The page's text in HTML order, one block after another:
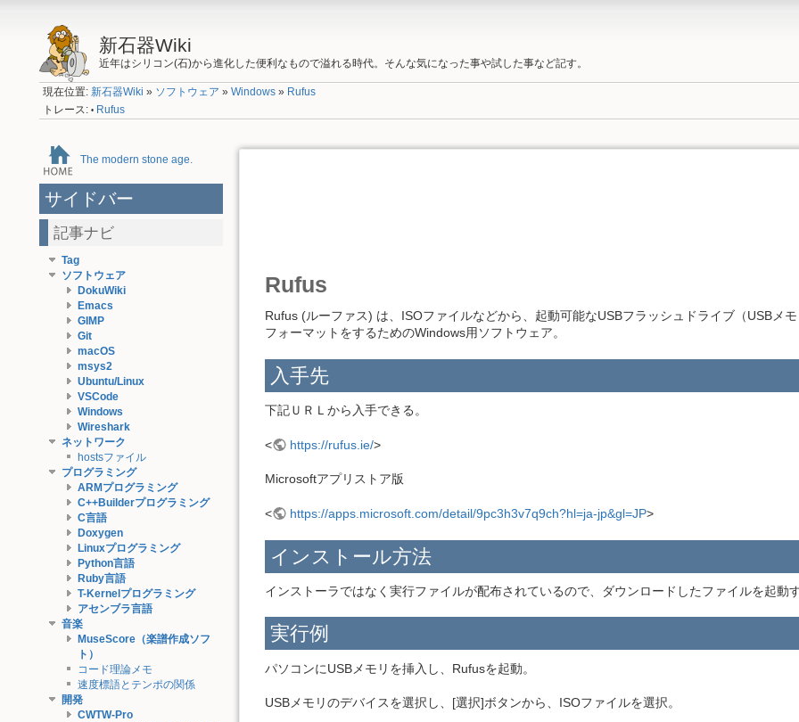
新石器Wiki
近年はシリコン(石)から進化した便利なもので溢れる時代。そんな気になった事や試した事など記す。
現在位置:新石器Wiki » ソフトウェア »Windows » Rufus
トレース: • Rufus
The modern stone age.
サイドバー
記事ナビ
Tag
ソフトウェア
DokuWiki
Emacs
GIMP
Git
macOS
msys2
Ubuntu/Linux
VSCode
Windows
Wireshark
ネットワーク
hostsファイル
プログラミング
ARMプログラミング
C++Builderプログラミング
C言語
Doxygen
Linuxプログラミング
Python言語
Ruby言語
T-Kernelプログラミング
アセンブラ言語
音楽
MuseScore（楽譜作成ソフ
ト）
コード理論メモ
速度標語とテンポの関係
開発
CWTW-Pro
Rufus
Rufus (ルーファス) は、ISOファイルなどから、起動可能なUSBフラッシュドライブ（USBメ
フォーマットをするためのWindows用ソフトウェア。
入手先
下記ＵＲＬから入手できる。
< https://rufus.ie/>
Microsoftアプリストア版
< https://apps.microsoft.com/detail/9pc3h3v7q9ch?hl=ja-jp&gl=JP>
インストール方法
インストーラではなく実行ファイルが配布されているので、ダウンロードしたファイルを起動
実行例
パソコンにUSBメモリを挿入し、Rufusを起動。
USBメモリのデバイスを選択し、[選択]ボタンから、ISOファイルを選択。